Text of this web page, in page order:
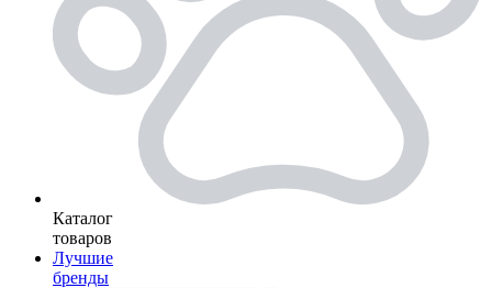
Каталог
товаров
Лучшие
бренды